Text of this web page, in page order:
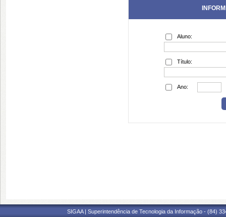
Aluno:
Título:
Ano:
SIGAA | Superintendência de Tecnologia da Informação - (84)